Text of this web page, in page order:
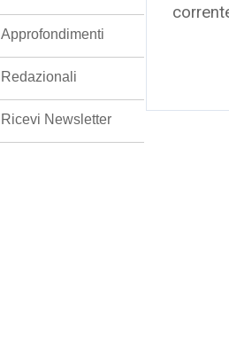
Approfondimenti
Redazionali
Ricevi Newsletter